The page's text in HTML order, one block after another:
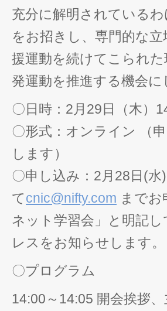
充分に解明されている
をお招きし、専門的な
援運動を続けてこられ
発運動を推進する機会
〇日時：2月29日（木）
〇形式：オンライン （
します）
〇申し込み：2月28日(
てcnic@nifty.com まで
ネット学習会」と明記
レスをお知らせします
〇プログラム
14:00～14:05 開会挨拶